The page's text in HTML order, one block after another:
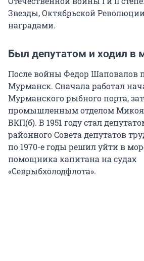
Звезды, Октябрьской
наградами.
Был депутатом и ходил в
После войны Федор Шаповалов
Мурманск. Сначала работал
Мурманского рыбного порта,
промышленным отделом
ВКП(б). В 1951 году стал
районного Совета депутатов
по 1970-е годы решил уйти в
помощника капитана на судах
«Севрыбхолодфлота».